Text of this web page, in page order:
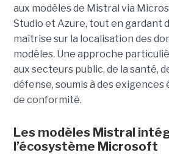
aux modèles de Mistral via
Studio et Azure, tout en gardant
maîtrise sur la localisation des
modèles. Une approche
aux secteurs public, de la santé,
défense, soumis à des
de conformité.
Les modèles Mistral
l’écosystème Microsoft